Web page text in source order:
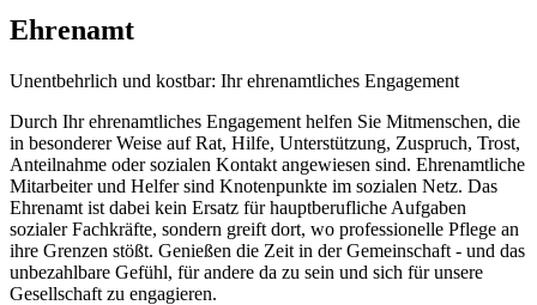
Ehrenamt
Unentbehrlich und kostbar: Ihr ehrenamtliches Engagement
Durch Ihr ehrenamtliches Engagement helfen Sie Mitmenschen, die
in besonderer Weise auf Rat, Hilfe, Unterstützung, Zuspruch, Trost,
Anteilnahme oder sozialen Kontakt angewiesen sind. Ehrenamtliche
Mitarbeiter und Helfer sind Knotenpunkte im sozialen Netz. Das
Ehrenamt ist dabei kein Ersatz für hauptberufliche Aufgaben
sozialer Fachkräfte, sondern greift dort, wo professionelle Pflege an
ihre Grenzen stößt. Genießen die Zeit in der Gemeinschaft - und das
unbezahlbare Gefühl, für andere da zu sein und sich für unsere
Gesellschaft zu engagieren.